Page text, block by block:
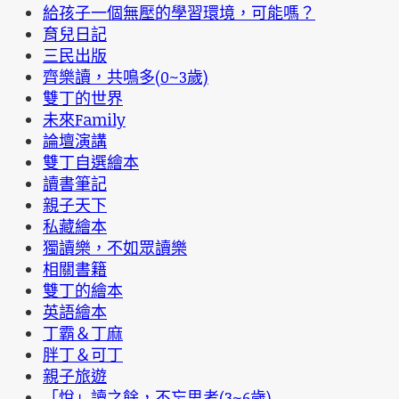
給孩子一個無壓的學習環境，可能嗎？
育兒日記
三民出版
齊樂讀，共鳴多(0~3歲)
雙丁的世界
未來Family
論壇演講
雙丁自選繪本
讀書筆記
親子天下
私藏繪本
獨讀樂，不如眾讀樂
相關書籍
雙丁的繪本
英語繪本
丁霸＆丁麻
胖丁＆可丁
親子旅遊